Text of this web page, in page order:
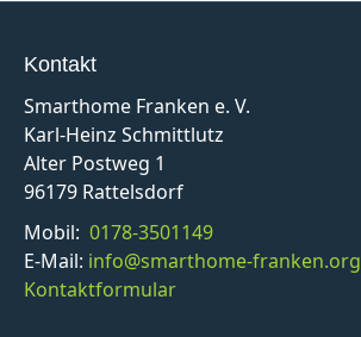
Kontakt
Smarthome Franken e. V.
Karl-Heinz Schmittlutz
Alter Postweg 1
96179 Rattelsdorf
Mobil: 0178-3501149
E-Mail: info@smarthome-franken.org
Kontaktformular